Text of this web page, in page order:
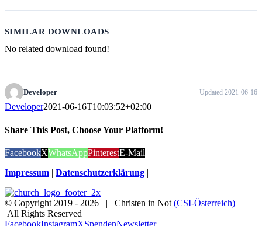
SIMILAR DOWNLOADS
No related download found!
Developer Updated 2021-06-16
Developer2021-06-16T10:03:52+02:00
Share This Post, Choose Your Platform!
FacebookXWhatsAppPinterestE-Mail
Impressum | Datenschutzerklärung |
© Copyright 2019 - 2026 | Christen in Not (CSI-Österreich)
All Rights Reserved
FacebookInstagramXSpendenNewsletter